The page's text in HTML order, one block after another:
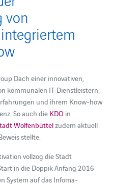
von
Dach einer innovativen,
kommunalen IT-Dienstleistern.
und ihrem Know-how
So auch die KDO in
Wolfenbüttelzudem aktuell
stellte.
vollzog die Stadt
in die Doppik Anfang 2016
System auf das Infoma-